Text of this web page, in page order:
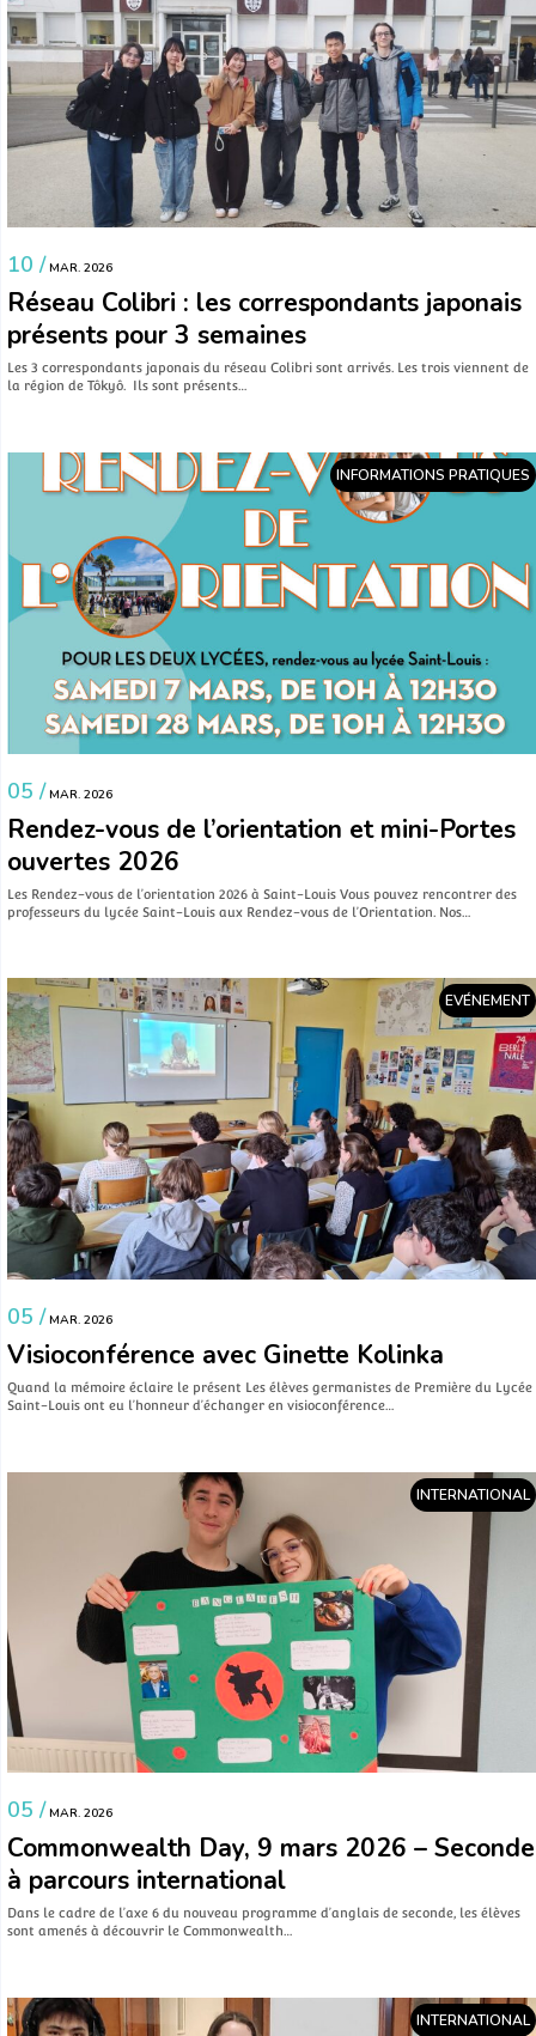
10 / MAR. 2026
Réseau Colibri : les correspondants japonais
présents pour 3 semaines
Les 3 correspondants japonais du réseau Colibri sont arrivés. Les trois viennent de
la région de Tôkyô. Ils sont présents…
INFORMATIONS PRATIQUES
05 / MAR. 2026
Rendez-vous de l’orientation et mini-Portes
ouvertes 2026
Les Rendez-vous de l’orientation 2026 à Saint-Louis Vous pouvez rencontrer des
professeurs du lycée Saint-Louis aux Rendez-vous de l’Orientation. Nos…
EVÉNEMENT
05 / MAR. 2026
Visioconférence avec Ginette Kolinka
Quand la mémoire éclaire le présent Les élèves germanistes de Première du Lycée
Saint-Louis ont eu l’honneur d’échanger en visioconférence…
INTERNATIONAL
05 / MAR. 2026
Commonwealth Day, 9 mars 2026 – Seconde
à parcours international
Dans le cadre de l’axe 6 du nouveau programme d’anglais de seconde, les élèves
sont amenés à découvrir le Commonwealth…
INTERNATIONAL